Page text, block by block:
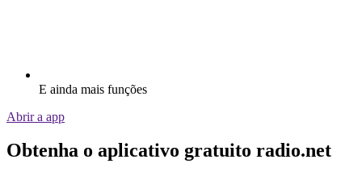
E ainda mais funções
Abrir a app
Obtenha o aplicativo gratuito radio.net